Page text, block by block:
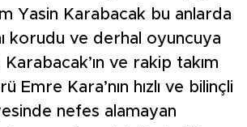
Yasin Karabacak bu anlarda
korudu ve derhal oyuncuya
ve rakip takım
Emre Kara’nın hızlı ve bilinçli
nefes alamayan